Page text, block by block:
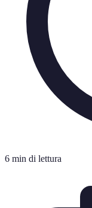
6 min di lettura